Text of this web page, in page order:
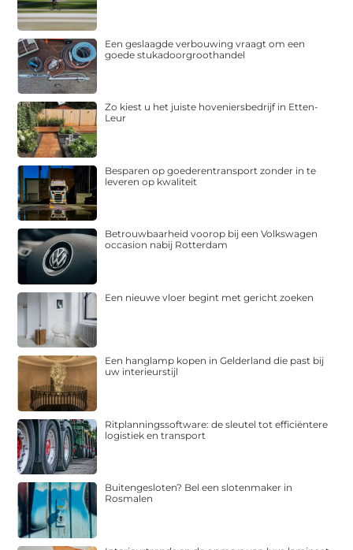
Een geslaagde verbouwing vraagt om een
goede stukadoorgroothandel
Zo kiest u het juiste hoveniersbedrijf in Etten-
Leur
Besparen op goederentransport zonder in te
leveren op kwaliteit
Betrouwbaarheid voorop bij een Volkswagen
occasion nabij Rotterdam
Een nieuwe vloer begint met gericht zoeken
Een hanglamp kopen in Gelderland die past bij
uw interieurstijl
Ritplanningssoftware: de sleutel tot efficiëntere
logistiek en transport
Buitengesloten? Bel een slotenmaker in
Rosmalen